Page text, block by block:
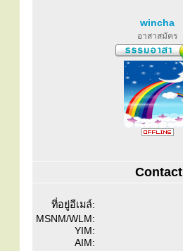
wincha
อาสาสมัคร
Contact
ที่อยู่อีเมล์:
MSNM/WLM:
YIM:
AIM: